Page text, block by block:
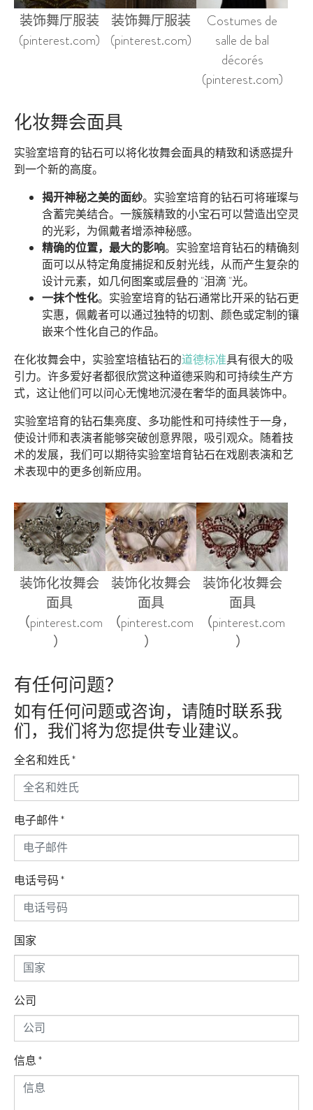
装饰舞厅服装
(pinterest.com)
装饰舞厅服装
(pinterest.com)
Costumes de
salle de bal
décorés
(pinterest.com)
化妆舞会面具
实验室培育的钻石可以将化妆舞会面具的精致和诱惑提升
到一个新的高度。
揭开神秘之美的面纱。实验室培育的钻石可将璀璨与
含蓄完美结合。一簇簇精致的小宝石可以营造出空灵
的光彩，为佩戴者增添神秘感。
精确的位置，最大的影响。实验室培育钻石的精确刻
面可以从特定角度捕捉和反射光线，从而产生复杂的
设计元素，如几何图案或层叠的 "泪滴 "光。
一抹个性化。实验室培育的钻石通常比开采的钻石更
实惠，佩戴者可以通过独特的切割、颜色或定制的镶
嵌来个性化自己的作品。
在化妆舞会中，实验室培植钻石的道德标准具有很大的吸
引力。许多爱好者都很欣赏这种道德采购和可持续生产方
式，这让他们可以问心无愧地沉浸在奢华的面具装饰中。
实验室培育的钻石集亮度、多功能性和可持续性于一身，
使设计师和表演者能够突破创意界限，吸引观众。随着技
术的发展，我们可以期待实验室培育钻石在戏剧表演和艺
术表现中的更多创新应用。
装饰化妆舞会
面具
（pinterest.com
）
装饰化妆舞会
面具
（pinterest.com
）
装饰化妆舞会
面具
（pinterest.com
）
有任何问题？
如有任何问题或咨询，请随时联系我
们，我们将为您提供专业建议。
全名和姓氏*
电子邮件*
电话号码*
国家
公司
信息*